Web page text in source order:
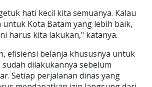
hati kecil kita semuanya. Kalau
Kota Batam yang lebih baik,
harus kita lakukan," katanya.
efisiensi belanja khususnya untuk
dilakukannya sebelum
Setiap perjalanan dinas yang